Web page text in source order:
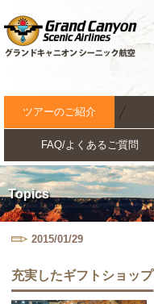
ツアーのご紹介
FAQ/よくあるご質問
Topics
2015/01/29
充実したギフトショップ